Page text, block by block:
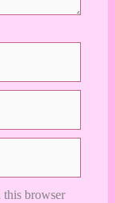
this browser